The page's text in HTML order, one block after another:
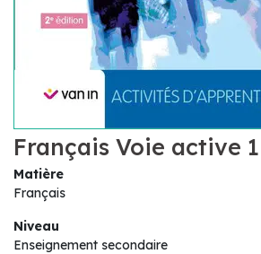
Français Voie active 1
Matière
Français
Niveau
Enseignement secondaire